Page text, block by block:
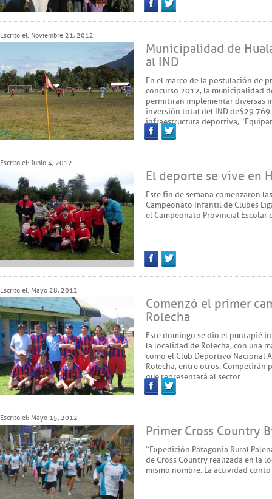
FacebookTwitter
Escrito el: Noviembre 21, 2012
Municipalidad de
al IND
En el marco de la postulación de
concurso 2012, la municipalidad
permitirán implementar diversas
inversión total del IND de
infraestructura deportiva,
FacebookTwitter
Escrito el: Junio 4, 2012
El deporte se vive en
Este fin de semana comenzaron
Campeonato Infantil de Clubes
el Campeonato Provincial Escolar
FacebookTwitter
Escrito el: Mayo 28, 2012
Comenzó el primer
Rolecha
Este domingo se dio el puntapié
la localidad de Rolecha, con una
como el Club Deportivo Nacional
Rolecha, entre otros. Competirán
que representará al sector …
FacebookTwitter
Escrito el: Mayo 15, 2012
Primer Cross Country
“Expedición Patagonia Rural
de Cross Country realizada en la
mismo nombre. La actividad